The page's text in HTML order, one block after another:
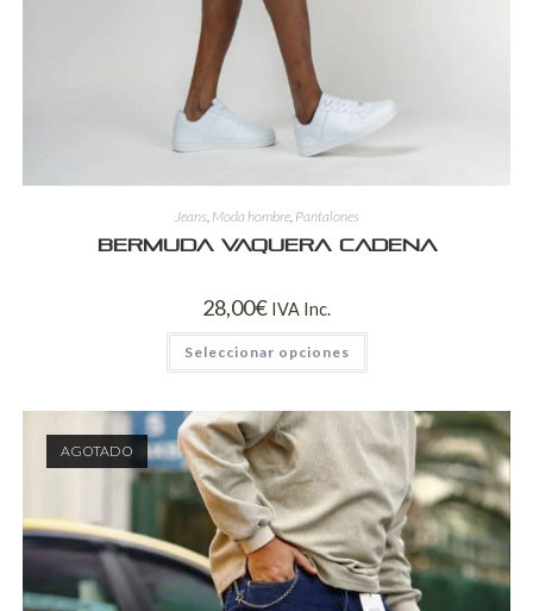
Jeans Moda hombre, Pantalones
Bermuda Vaquera Cadena
28,00€ IVA Inc.
Seleccionar opciones
AGOTADO